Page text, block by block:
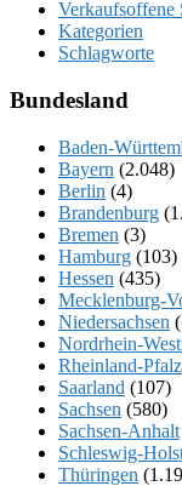
Verkaufsoffene
Kategorien
Schlagworte
Bundesland
Baden-
Bayern (2.048)
Berlin (4)
Brandenburg
Bremen (3)
Hamburg (103)
Hessen (435)
Mecklenburg-
Niedersachsen
Nordrhein-
Rheinland-Pfalz
Saarland (107)
Sachsen (580)
Sachsen-Anhalt
Schleswig-
Thüringen